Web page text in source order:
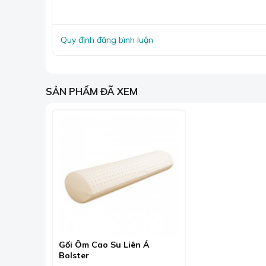
Khách hàng chỉ cần liên hệ cửa hàng hoặc
chất liệu phù hợp theo đúng kích thước và sở
Sương Tuyết chuyên nhận may sản phẩm
Nói không với hàng giả, hàng kém chất lượng.
Quy định đăng bình luận
SẢN PHẨM ĐÃ XEM
Gối Ôm Cao Su Liên Á
Bolster